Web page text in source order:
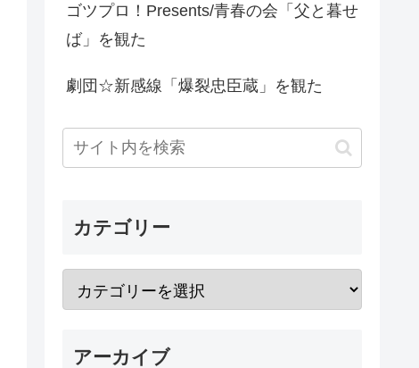
ゴツプロ！Presents/青春の会「父と暮せ
ば」を観た
劇団☆新感線「爆裂忠臣蔵」を観た
カテゴリー
アーカイブ